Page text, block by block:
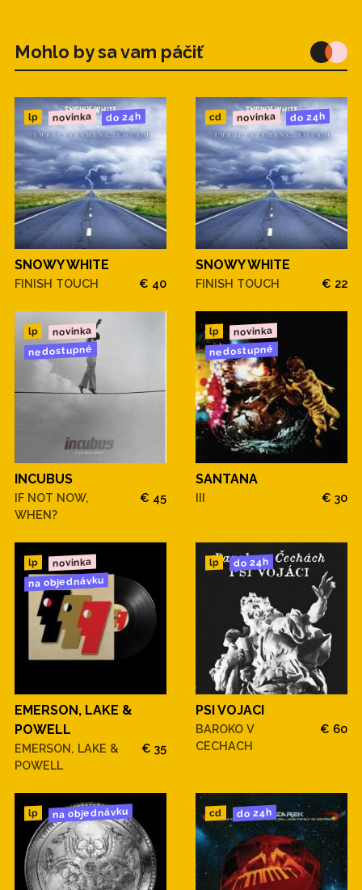
Mohlo by sa vam páčiť
lp novinka do 24h
SNOWY WHITE
FINISH TOUCH € 40
cd novinka do 24h
SNOWY WHITE
FINISH TOUCH € 22
lp novinka
nedostupné
INCUBUS
IF NOT NOW,
WHEN?
€ 45
lp novinka
nedostupné
SANTANA
III € 30
lp novinka
na objednávku
EMERSON, LAKE &
POWELL
EMERSON, LAKE &
POWELL
€ 35
lp do 24h
PSI VOJACI
BAROKO V
CECHACH
€ 60
lp na objednávku cd do 24h